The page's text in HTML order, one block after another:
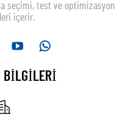
seçimi, test ve optimizasyon
içerir.